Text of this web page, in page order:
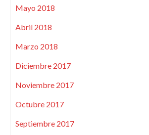
Mayo 2018
Abril 2018
Marzo 2018
Diciembre 2017
Noviembre 2017
Octubre 2017
Septiembre 2017